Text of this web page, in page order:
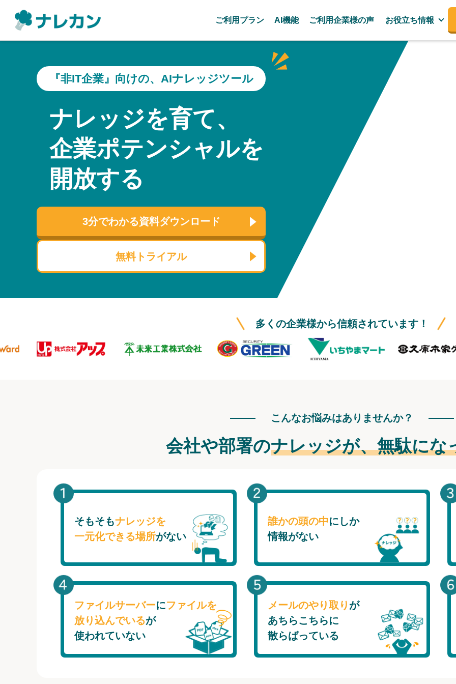
ご利用プラン AI機能 ご利用企業様の声 お役立ち情報
『非IT企業』向けの、AIナレッジツール
ナレッジを育て、
企業ポテンシャルを
開放する
3分でわかる資料ダウンロード
無料トライアル
多くの企業様から信頼されています！
こんなお悩みはありませんか？
会社や部署のナレッジが、無駄にな
そもそもナレッジを
一元化できる場所がない
誰かの頭の中にしか
情報がない
ファイルサーバーにファイルを
放り込んでいるが
使われていない
メールのやり取り が
あちらこちらに
散らばっている